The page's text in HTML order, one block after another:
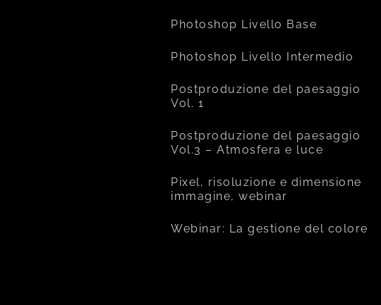
Photoshop Livello Base
Photoshop Livello Intermedio
Postproduzione del paesaggio
Vol. 1
Postproduzione del paesaggio
Vol.3 – Atmosfera e luce
Pixel, risoluzione e dimensione
immagine, webinar
Webinar: La gestione del colore